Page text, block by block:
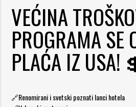
VEĆINA
PROGRAMA SE
PLAĆA IZ USA!
🔗Renomirani i svetski poznati lanci hotela